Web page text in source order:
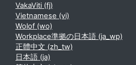
VakaViti ‎(fj)‎
Vietnamese ‎(vi)‎
Wolof ‎(wo)‎
Workplace準拠の日本語 ‎(ja_wp)‎
正體中文 ‎(zh_tw)‎
日本語 ‎(ja)‎